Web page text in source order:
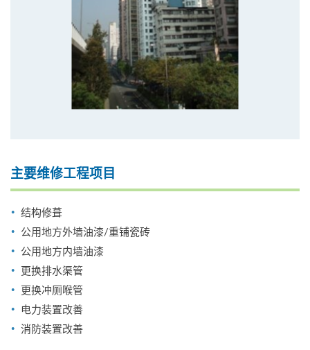
主要维修工程项目
结构修葺
公用地方外墙油漆/重铺瓷砖
公用地方内墙油漆
更换排水渠管
更换冲厕喉管
电力装置改善
消防装置改善